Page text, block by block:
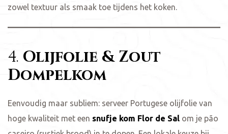
zowel textuur als smaak toe tijdens het koken.
4. Olijfolie & Zout
Dompelkom
Eenvoudig maar subliem: serveer Portugese olijfolie van
hoge kwaliteit met een snufje kom Flor de Sal om je pão